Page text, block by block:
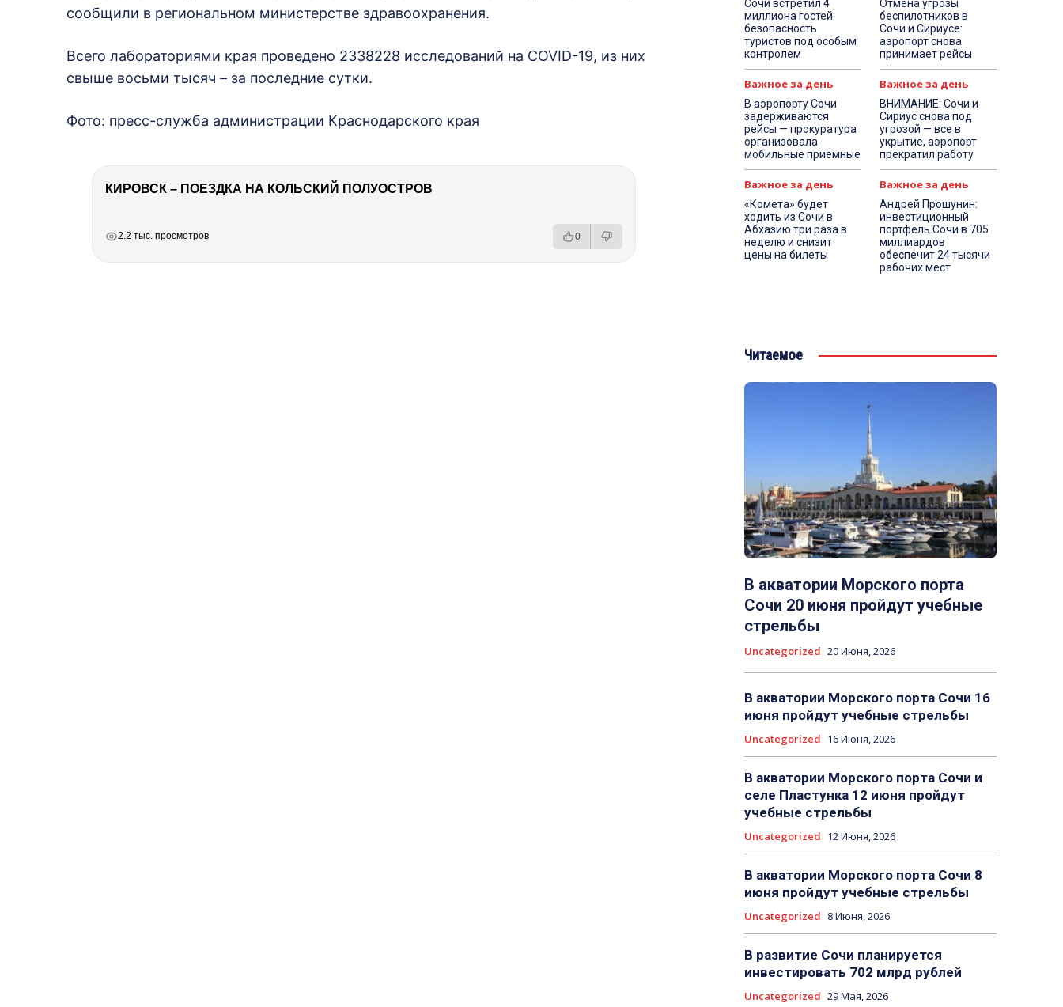
сообщили в региональном министерстве здравоохранения.
Всего лабораториями края проведено 2338228 исследований на COVID-19, из них
свыше восьми тысяч – за последние сутки.
Фото: пресс-служба администрации Краснодарского края
КИРОВСК – ПОЕЗДКА НА КОЛЬСКИЙ ПОЛУОСТРОВ
2.2 тыс. просмотров 0
Сочи встретил 4
миллиона гостей:
безопасность
туристов под особым
контролем
Отмена угрозы
беспилотников в
Сочи и Сириусе:
аэропорт снова
принимает рейсы
Важное за день
В аэропорту Сочи
задерживаются
рейсы — прокуратура
организовала
мобильные приёмные
Важное за день
ВНИМАНИЕ: Сочи и
Сириус снова под
угрозой — все в
укрытие, аэропорт
прекратил работу
Важное за день
«Комета» будет
ходить из Сочи в
Абхазию три раза в
неделю и снизит
цены на билеты
Важное за день
Андрей Прошунин:
инвестиционный
портфель Сочи в 705
миллиардов
обеспечит 24 тысячи
рабочих мест
Читаемое
В акватории Морского порта
Сочи 20 июня пройдут учебные
стрельбы
Uncategorized 20 Июня, 2026
В акватории Морского порта Сочи 16
июня пройдут учебные стрельбы
Uncategorized 16 Июня, 2026
В акватории Морского порта Сочи и
селе Пластунка 12 июня пройдут
учебные стрельбы
Uncategorized 12 Июня, 2026
В акватории Морского порта Сочи 8
июня пройдут учебные стрельбы
Uncategorized 8 Июня, 2026
В развитие Сочи планируется
инвестировать 702 млрд рублей
Uncategorized 29 Мая, 2026